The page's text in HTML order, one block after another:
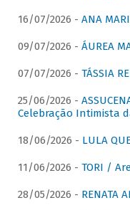
16/07/2026 - ANA
09/07/2026 - ÁUREA
07/07/2026 - TÁSSIA
25/06/2026 -
Celebração Intimista
18/06/2026 - LULA
11/06/2026 - TORI /
28/05/2026 - RENATA